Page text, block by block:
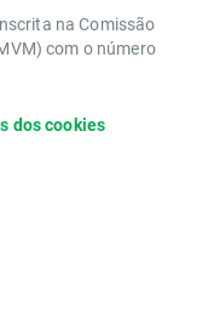
na Comissão
com o número
dos cookies